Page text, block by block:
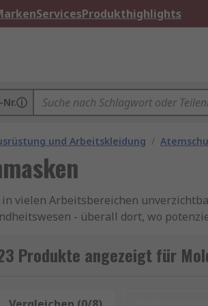
ServicesProdukthighlights
und Arbeitskleidung /
vielen Arbeitsbereichen
- überall dort, wo
gewährleisten.
Produkte angezeigt für